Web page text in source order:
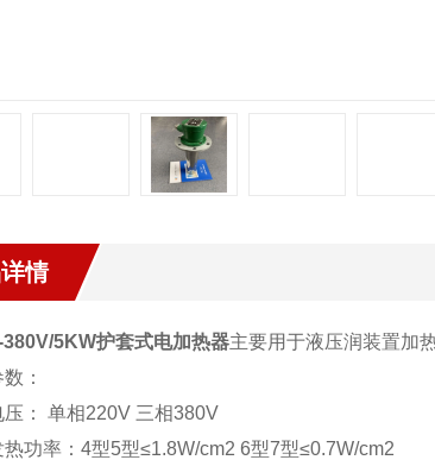
情
5KW护套式电加热器主要用于液压润装置加
：
压： 单相220V 三相380V
热功率：4型5型≤1.8W/cm2 6型7型≤0.7W/cm2